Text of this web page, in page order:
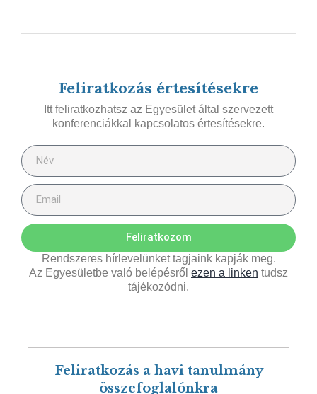
Feliratkozás értesítésekre
Itt feliratkozhatsz az Egyesület által szervezett
konferenciákkal kapcsolatos értesítésekre.
Feliratkozom
Rendszeres hírlevelünket tagjaink kapják meg.
Az Egyesületbe való belépésről ezen a linken tudsz
tájékozódni.
Feliratkozás a havi tanulmány
összefoglalónkra